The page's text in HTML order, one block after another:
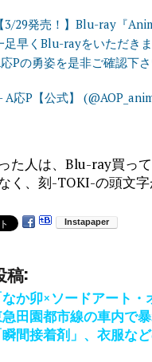
【3/29発売！】Blu-ray『
足早くBlu-rayをいただきま
Pの勇姿を是非ご確認下
A応P【公式】
た人は、Blu-ray買って
く、刻-TOKI-の頭文字
稿:
なか卯×ソードアート
田園都市線の車内で
瞬間接着剤」、衣服な